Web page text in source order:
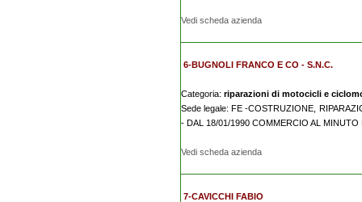
Vedi scheda azienda
6-BUGNOLI FRANCO E CO - S.N.C.
Categoria: riparazioni di motocicli e
Sede legale: FE -COSTRUZIONE,
- DAL 18/01/1990 COMMERCIO AL
Vedi scheda azienda
7-CAVICCHI FABIO